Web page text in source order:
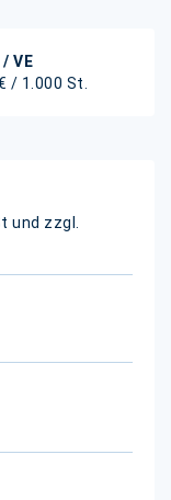
/ VE
/ 1.000 St.
und zzgl.